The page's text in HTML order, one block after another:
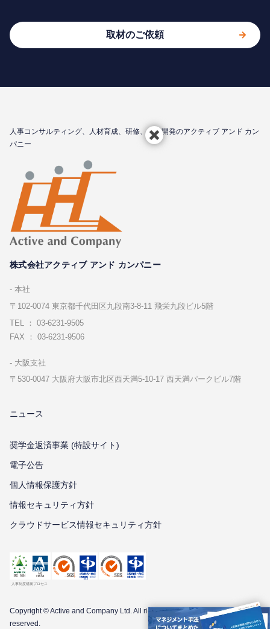
取材のご依頼
⼈事コンサルティング、⼈材育成、研修、⼈材開発のアクティブ アンド カン
パニー
株式会社アクティブ アンド カンパニー
本社
〒102-0074 東京都千代⽥区九段南3-8-11 飛栄九段ビル5階
TEL ： 03-6231-9505
FAX ： 03-6231-9506
⼤阪⽀社
〒530-0047 ⼤阪府⼤阪市北区⻄天満5-10-17 ⻄天満パークビル7階
ニュース
奨学金返済事業 (特設サイト)
電子公告
個⼈情報保護⽅針
情報セキュリティ⽅針
クラウドサービス情報セキュリティ方針
Copyright © Active and Company Ltd. All rights
reserved.